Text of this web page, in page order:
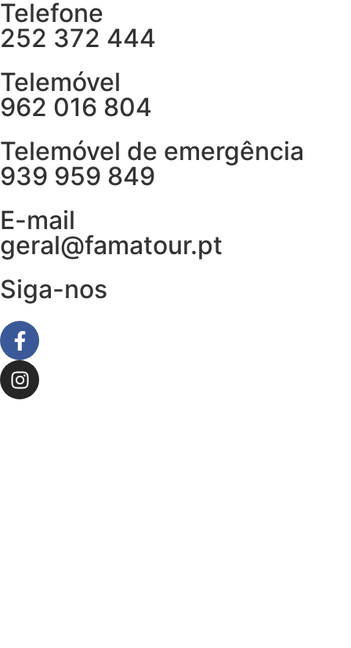
Telefone
252 372 444
Telemóvel
962 016 804
Telemóvel de emergência
939 959 849
E-mail
geral@famatour.pt
Siga-nos